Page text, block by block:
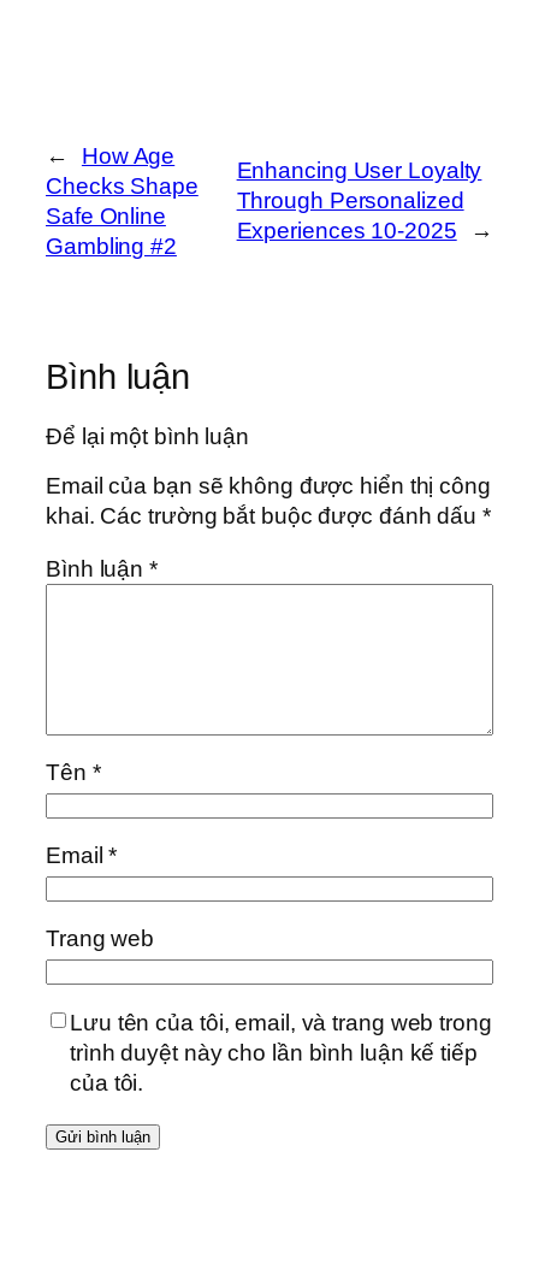
←
How Age
Checks Shape
Safe Online
Gambling #2
Enhancing User Loyalty
Through Personalized
Experiences 10-2025
→
Bình luận
Để lại một bình luận
Email của bạn sẽ không được hiển thị công
khai. Các trường bắt buộc được đánh dấu*
Bình luận*
Tên *
Email*
Trang web
Lưu tên của tôi, email, và trang web trong
trình duyệt này cho lần bình luận kế tiếp
của tôi.